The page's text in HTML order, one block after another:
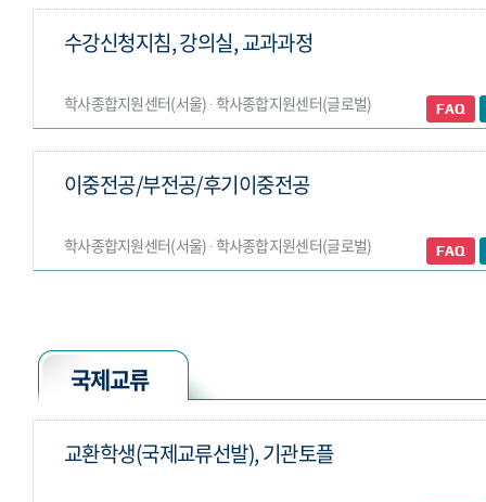
학사종합지원센터(서울) ∙ 학사종합지원센터(글로벌)
수강신청지침, 강의실, 교과과정
학사종합지원센터(서울) ∙ 학사종합지원센터(글로벌)
이중전공/부전공/후기이중전공
국제교류
교환학생(국제교류선발), 기관토플